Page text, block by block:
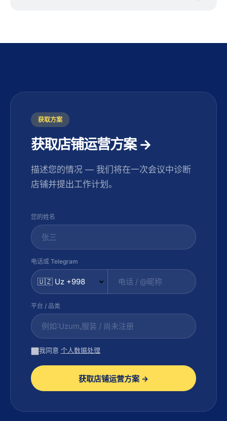
获取方案
获取店铺运营方案 →
描述您的情况 — 我们将在一次会议中诊断
店铺并提出工作计划。
您的姓名
电话或 Telegram
平台 / 品类
我同意 个人数据处理
获取店铺运营方案 →